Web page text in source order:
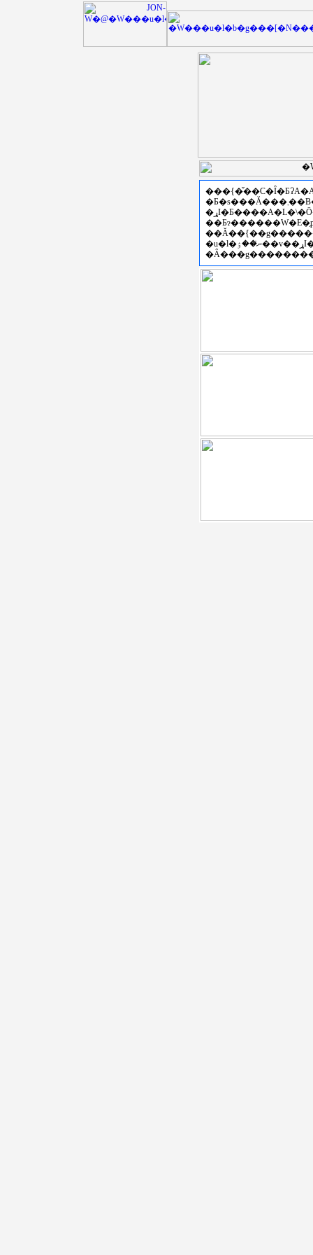
�Ƃ�s���Ă���܂��B�Z�p�C���E���ی𗬂
�u�l�ނ̍��ۉ��v��ړI�Ƃ��āA�Z�\���K����ꎖ�Ɩ{���̎�|��炵